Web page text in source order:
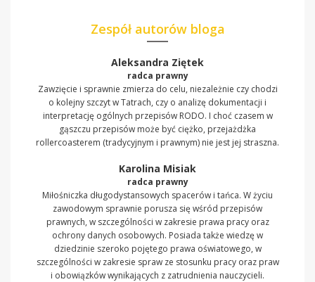
Zespół autorów bloga
Aleksandra Ziętek
radca prawny
Zawzięcie i sprawnie zmierza do celu, niezależnie czy chodzi
o kolejny szczyt w Tatrach, czy o analizę dokumentacji i
interpretację ogólnych przepisów RODO. I choć czasem w
gąszczu przepisów może być ciężko, przejażdżka
rollercoasterem (tradycyjnym i prawnym) nie jest jej straszna.
Karolina Misiak
radca prawny
Miłośniczka długodystansowych spacerów i tańca. W życiu
zawodowym sprawnie porusza się wśród przepisów
prawnych, w szczególności w zakresie prawa pracy oraz
ochrony danych osobowych. Posiada także wiedzę w
dziedzinie szeroko pojętego prawa oświatowego, w
szczególności w zakresie spraw ze stosunku pracy oraz praw
i obowiązków wynikających z zatrudnienia nauczycieli.